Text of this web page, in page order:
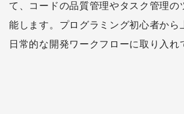
て、コードの品質管理やタスク管理の
能します。プログラミング初心者から
日常的な開発ワークフローに取り入れ